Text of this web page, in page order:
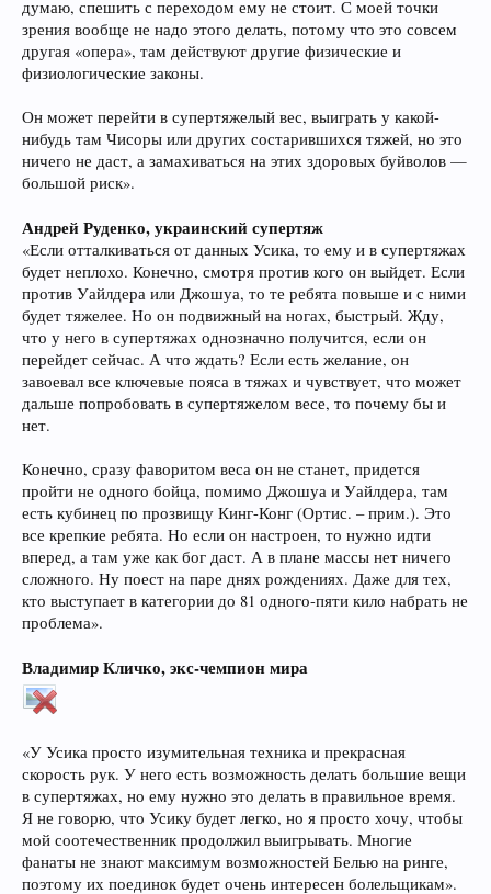
думаю, спешить с переходом ему не стоит. С моей точки
зрения вообще не надо этого делать, потому что это совсем
другая «опера», там действуют другие физические и
физиологические законы.
Он может перейти в супертяжелый вес, выиграть у какой-
нибудь там Чисоры или других состарившихся тяжей, но это
ничего не даст, а замахиваться на этих здоровых буйволов —
большой риск».
Андрей Руденко, украинский супертяж
«Если отталкиваться от данных Усика, то ему и в супертяжах
будет неплохо. Конечно, смотря против кого он выйдет. Если
против Уайлдера или Джошуа, то те ребята повыше и с ними
будет тяжелее. Но он подвижный на ногах, быстрый. Жду,
что у него в супертяжах однозначно получится, если он
перейдет сейчас. А что ждать? Если есть желание, он
завоевал все ключевые пояса в тяжах и чувствует, что может
дальше попробовать в супертяжелом весе, то почему бы и
нет.
Конечно, сразу фаворитом веса он не станет, придется
пройти не одного бойца, помимо Джошуа и Уайлдера, там
есть кубинец по прозвищу Кинг-Конг (Ортис. – прим.). Это
все крепкие ребята. Но если он настроен, то нужно идти
вперед, а там уже как бог даст. А в плане массы нет ничего
сложного. Ну поест на паре днях рождениях. Даже для тех,
кто выступает в категории до 81 одного-пяти кило набрать не
проблема».
Владимир Кличко, экс-чемпион мира
«У Усика просто изумительная техника и прекрасная
скорость рук. У него есть возможность делать большие вещи
в супертяжах, но ему нужно это делать в правильное время.
Я не говорю, что Усику будет легко, но я просто хочу, чтобы
мой соотечественник продолжил выигрывать. Многие
фанаты не знают максимум возможностей Белью на ринге,
поэтому их поединок будет очень интересен болельщикам».